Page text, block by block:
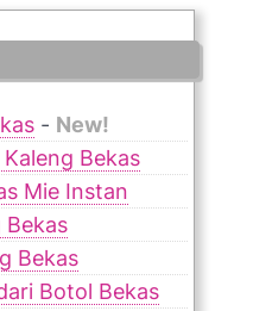
- New!
Bekas
Mie Instan
Bekas
Bekas
Botol Bekas